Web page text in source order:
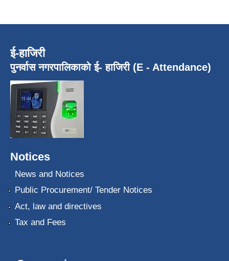
ई-हाजिरी
पुनर्वास नगरपालिकाको ई- हाजिरी (E - Attendance)
Notices
News and Notices
Public Procurement/ Tender Notices
Act, law and directives
Tax and Fees